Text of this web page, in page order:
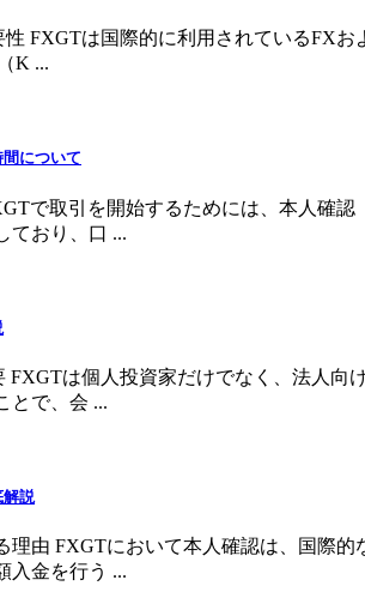
FXGTは国際的に利用されているFX
K ...
について
で取引を開始するためには、本人確
ており、口 ...
FXGTは個人投資家だけでなく、法人向
とで、会 ...
解説
理由 FXGTにおいて本人確認は、国際
入金を行う ...